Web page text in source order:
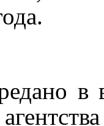
в